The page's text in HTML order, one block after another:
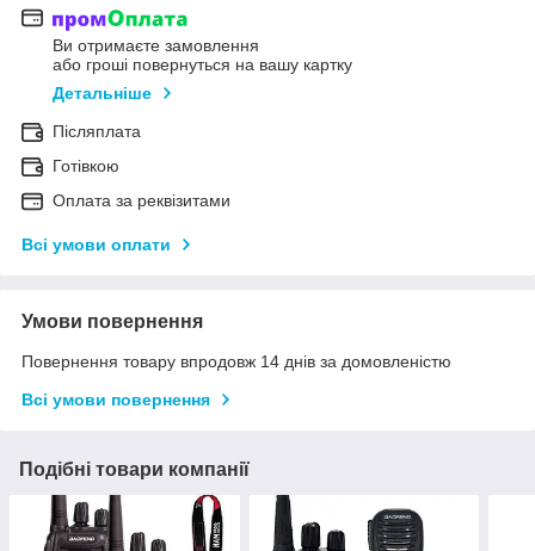
Ви отримаєте замовлення
або гроші повернуться на вашу картку
Детальніше
Післяплата
Готівкою
Оплата за реквізитами
Всі умови оплати
Умови повернення
Повернення товару впродовж 14 днів за домовленістю
Всі умови повернення
Подібні товари компанії